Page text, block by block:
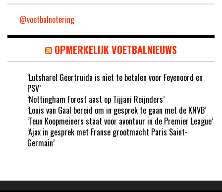
@voetbalnotering
OPMERKELIJK VOETBALNIEUWS
‘Lutsharel Geertruida is niet te betalen voor Feyenoord en
PSV’
‘Nottingham Forest aast op Tijjani Reijnders’
‘Louis van Gaal bereid om in gesprek te gaan met de KNVB’
‘Teun Koopmeiners staat voor avontuur in de Premier League’
‘Ajax in gesprek met Franse grootmacht Paris Saint-
Germain’